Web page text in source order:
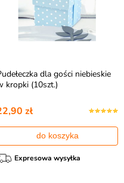
dla gości niebieskie
kropki (10szt.)
zł
do koszyka
Expresowa wysyłka